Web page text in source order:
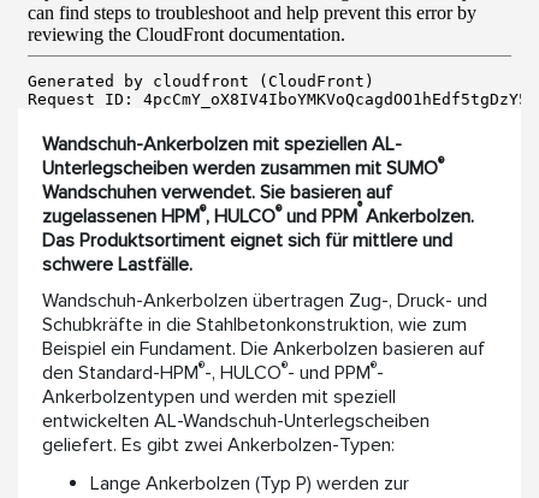
Wandschuh-Ankerbolzen mit speziellen AL-
Unterlegscheiben werden zusammen mit SUMO®
Wandschuhen verwendet. Sie basieren auf
zugelassenen HPM®, HULCO®und PPM® Ankerbolzen.
Das Produktsortiment eignet sich für mittlere und
schwere Lastfälle.
Wandschuh-Ankerbolzen übertragen Zug-, Druck- und
Schubkräfte in die Stahlbetonkonstruktion, wie zum
Beispiel ein Fundament. Die Ankerbolzen basieren auf
den Standard-HPM®-, HULCO®- und PPM®-
Ankerbolzentypen und werden mit speziell
entwickelten AL-Wandschuh-Unterlegscheiben
geliefert. Es gibt zwei Ankerbolzen-Typen:
Lange Ankerbolzen (Typ P) werden zur